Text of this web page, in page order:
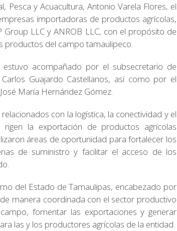
Pesca y Acuacultura, Antonio Varela Flores, el
importadoras de productos agrícolas,
LLC y ANROB LLC, con el propósito de
productos del campo tamaulipeco.
acompañado por el subsecretario de
Guajardo Castellanos, así como por el
María Hernández Gómez.
con la logística, la conectividad y el
la exportación de productos agrícolas
áreas de oportunidad para fortalecer los
de suministro y facilitar el acceso de los
del Estado de Tamaulipas, encabezado por
manera coordinada con el sector productivo
fomentar las exportaciones y generar
las y los productores agrícolas de la entidad.